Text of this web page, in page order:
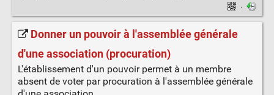
·
Donner un pouvoir à l'assemblée générale
d'une association (procuration)
L'établissement d'un pouvoir permet à un membre
absent de voter par procuration à l'assemblée générale